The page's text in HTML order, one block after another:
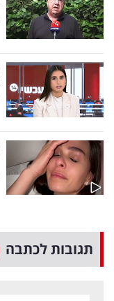
תגובות לכתבה